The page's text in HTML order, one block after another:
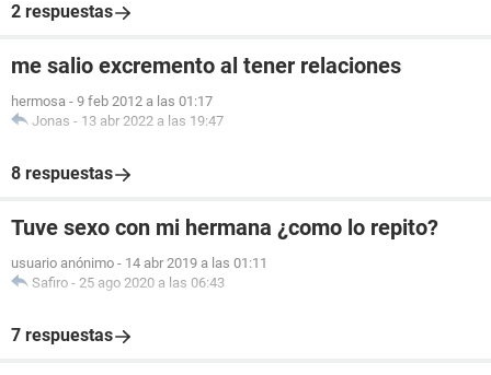
2 respuestas
me salio excremento al tener relaciones
hermosa - 9 feb 2012 a las 01:17
Jonas - 13 abr 2022 a las 19:47
8 respuestas
Tuve sexo con mi hermana ¿como lo repito?
usuario anónimo - 14 abr 2019 a las 01:11
Safiro - 25 ago 2020 a las 06:43
7 respuestas